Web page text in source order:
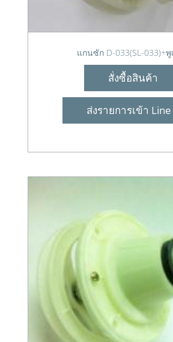
แกนซัก D-033(SL-033)+พู
สั่งซื้อสินค้า
ส่งรายการเข้า Line